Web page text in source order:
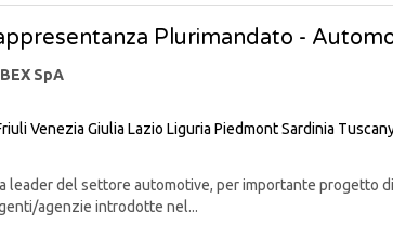
Plurimandato -
SpA
Venezia Giulia Lazio Liguria PiedmontSardinia
leader del settore automotive, per importante progetto
agenzie introdotte nel...